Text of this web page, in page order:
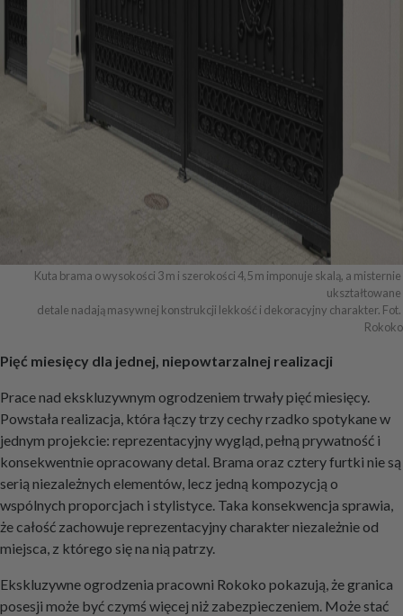
Kuta brama o wysokości 3 m i szerokości 4,5 m imponuje skalą, a misternie
ukształtowane
detale nadają masywnej konstrukcji lekkość i dekoracyjny charakter. Fot.
Rokoko
Pięć miesięcy dla jednej, niepowtarzalnej realizacji
Prace nad ekskluzywnym ogrodzeniem trwały pięć miesięcy.
Powstała realizacja, która łączy trzy cechy rzadko spotykane w
jednym projekcie: reprezentacyjny wygląd, pełną prywatność i
konsekwentnie opracowany detal. Brama oraz cztery furtki nie są
serią niezależnych elementów, lecz jedną kompozycją o
wspólnych proporcjach i stylistyce. Taka konsekwencja sprawia,
że całość zachowuje reprezentacyjny charakter niezależnie od
miejsca, z którego się na nią patrzy.
Ekskluzywne ogrodzenia pracowni Rokoko pokazują, że granica
posesji może być czymś więcej niż zabezpieczeniem. Może stać